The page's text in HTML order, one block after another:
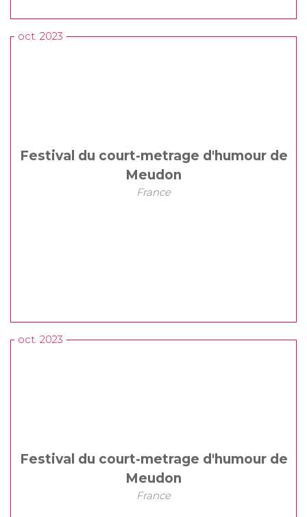
oct. 2023
Festival du court-metrage d'humour de
Meudon
France
oct. 2023
Festival du court-metrage d'humour de
Meudon
France